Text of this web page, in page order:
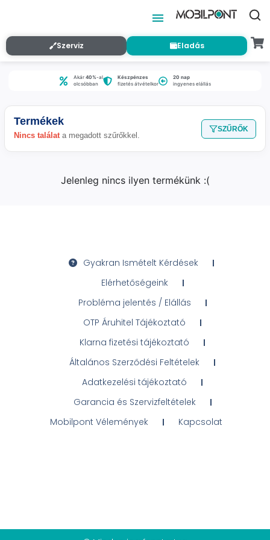
Szerviz Eladás
Akár40%-al
olcsóbban
Készpénzes
fizetés átvételkor
20 nap
ingyenes elállás
Termékek
Nincs találata megadott szűrőkkel.
SZŰRŐK
Jelenleg nincs ilyen termékünk :(
Gyakran Ismételt Kérdések
Elérhetőségeink
Probléma jelentés / Elállás
OTP Áruhitel Tájékoztató
Klarna fizetési tájékoztató
Általános Szerződési Feltételek
Adatkezelési tájékoztató
Garancia és Szervizfeltételek
Mobilpont Vélemények
Kapcsolat